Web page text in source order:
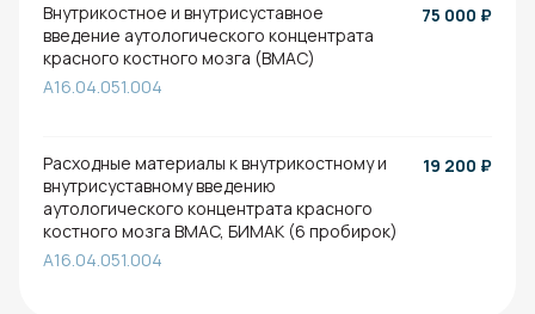
Внутрикостное и внутрисуставное
введение аутологического концентрата
красного костного мозга (BMAC)
A16.04.051.004
75 000 ₽
Расходные материалы к внутрикостному и
внутрисуставному введению
аутологического концентрата красного
костного мозга BMAC, БИМАК (6 пробирок)
A16.04.051.004
19 200 ₽